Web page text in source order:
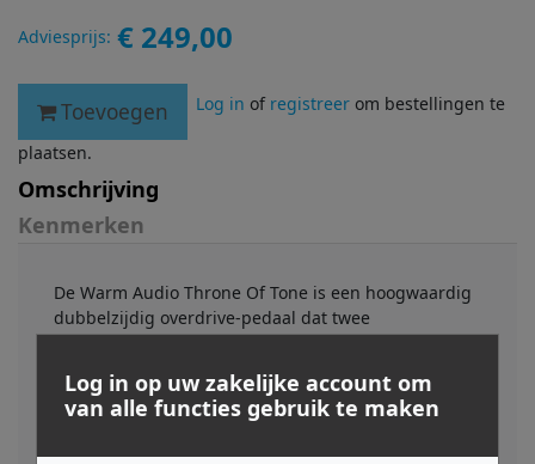
Adviesprijs: € 249,00
Toevoegen Log in of registreerom bestellingen te
plaatsen.
Omschrijving
Kenmerken
De Warm Audio Throne Of Tone is een hoogwaardig
dubbelzijdig overdrive-pedaal dat twee
legendarische circuits, geïnspireerd op Britse
krachtpatser. Ontworpen voor muzikanten die op
zoek zijn naar een authentiek 'breaking amp'-
Log in op uw zakelijke account om
van alle functies gebruik te maken